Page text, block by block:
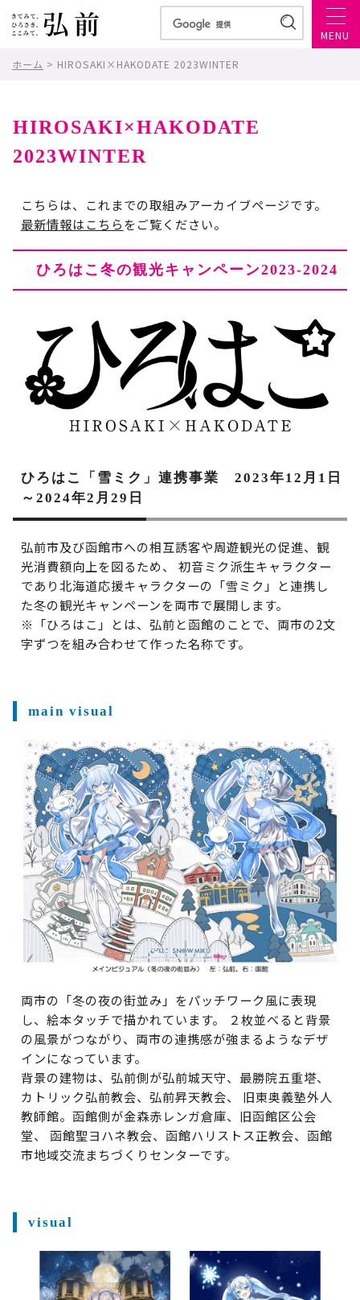
MENU
ホーム > HIROSAKI×HAKODATE 2023WINTER
HIROSAKI×HAKODATE
2023WINTER
こちらは、これまでの取組みアーカイブページです。
最新情報はこちらをご覧ください。
ひろはこ冬の観光キャンペーン2023-2024
ひろはこ「雪ミク」連携事業 2023年12月1日
～2024年2月29日
弘前市及び函館市への相互誘客や周遊観光の促進、観
光消費額向上を図るため、 初音ミク派生キャラクター
であり北海道応援キャラクターの「雪ミク」と連携し
た冬の観光キャンペーンを両市で展開します。
※「ひろはこ」とは、弘前と函館のことで、両市の2文
字ずつを組み合わせて作った名称です。
main visual
両市の「冬の夜の街並み」をパッチワーク風に表現
し、絵本タッチで描かれています。 ２枚並べると背景
の風景がつながり、両市の連携感が強まるようなデザ
インになっています。
背景の建物は、弘前側が弘前城天守、最勝院五重塔、
カトリック弘前教会、弘前昇天教会、 旧東奥義塾外人
教師館。函館側が金森赤レンガ倉庫、旧函館区公会
堂、 函館聖ヨハネ教会、函館ハリストス正教会、函館
市地域交流まちづくりセンターです。
visual